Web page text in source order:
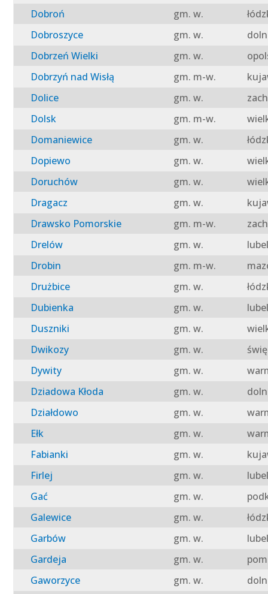
Dobroń
gm. w.
Dobroszyce
gm. w.
Dobrzeń Wielki
gm. w.
Dobrzyń nad Wisłą
gm. m-w.
Dolice
gm. w.
Dolsk
gm. m-w.
Domaniewice
gm. w.
Dopiewo
gm. w.
Doruchów
gm. w.
Dragacz
gm. w.
Drawsko Pomorskie
gm. m-w.
Drelów
gm. w.
Drobin
gm. m-w.
Drużbice
gm. w.
Dubienka
gm. w.
Duszniki
gm. w.
Dwikozy
gm. w.
Dywity
gm. w.
Dziadowa Kłoda
gm. w.
Działdowo
gm. w.
Ełk
gm. w.
Fabianki
gm. w.
Firlej
gm. w.
Gać
gm. w.
Galewice
gm. w.
Garbów
gm. w.
Gardeja
gm. w.
Gaworzyce
gm. w.